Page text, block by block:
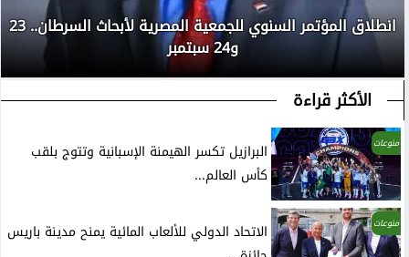
انطلاق المؤتمر السنوي للجمعية المصرية لأبحاث السرطان.. 23
و24 سبتمبر
الأكثر قراءة
منوعات
البرازيل تكسر الهيمنة الإسبانية وتتوج بلقب
كأس العالم...
منوعات
الاتحاد الدولي للألعاب المائية يمنح مدينة باريس